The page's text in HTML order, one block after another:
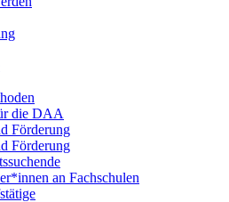
die DAA
Förderung
Förderung
an Fachschulen